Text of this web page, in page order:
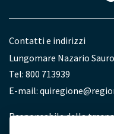
Contatti e indirizzi
Lungomare Nazario
Tel: 800 713939
E-mail:
Redazione
Responsabile della